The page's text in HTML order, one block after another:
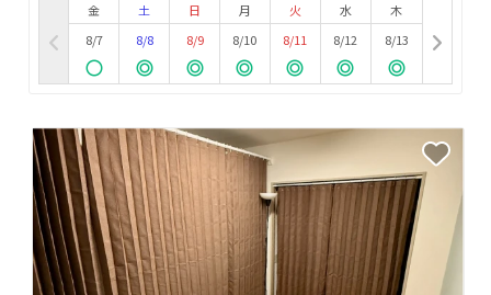
金
8/7
土
8/8
日
8/9
月
8/10
火
8/11
水
8/12
木
8/13